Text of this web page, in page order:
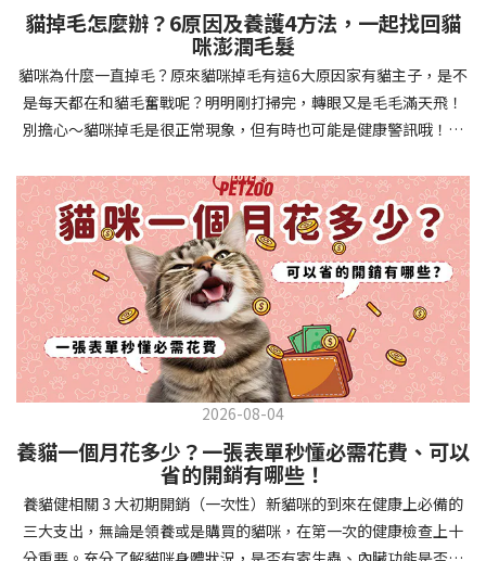
任你後，可開始教導基本指令。從簡單的「坐下」開始，再逐步學
習「趴下」、「等待」和「過來」。每次訓練保持在5-10分鐘內，
避免幼犬注意力分散。使用清晰一致的口令和手勢，成功時立即給
予獎勵和讚美。記住，重複是學習的關鍵，每天多次短時間練習效
果最佳。調整日常行為除了基本指令，幼犬還需學習生活禮儀。如
時立即獎勵。另外要處理的常見問題包括咬人、啃咬家具和亂叫。
每當出現不當行為，給予適當替代品（如咬玩具代替咬手），並在
幼犬選擇正確行為時獎勵，這比責罵更有效。社交化訓練 兩個月大
的幼犬正處於社會化黃金期，這階段的經驗將深刻影響未來性格。
安排幼犬接觸不同人類（包括兒童、戴眼鏡的人、使用拐杖的人
等）、各種動物、交通工具和環境聲音。起初保持在安全、受控的
情境中，逐漸增加複雜度。每次正面社交體驗後給予獎勵，建立幼
犬對新事物的積極態度。進階技巧強化 基礎訓練穩固後，可以進入
更複雜的技巧訓練。這包括遠距離控制、不同干擾下的指令遵從、
多步驟動作等。使用延遲獎勵技巧，讓幼犬學會即使沒有立即獎勵
也能保持良好行為。引入不同環境中的訓練，如公園、寵物店等，
幫助幼犬在各種情境下都能聽從指令。維持良好習慣 成功的訓練不
是一次性的，而是需要持續維護。即使幼犬已經掌握所有技能，也
要定期複習，防止行為退化。將訓練融入日常生活，如出門前的
步驟2：回想最近的飲食變化：有沒有突然換飼料或罐頭？ 有沒有吃
到新零食或人類食物？ 是否誤食異物？📌 貓咪拉肚子判斷步驟3：
確認環境與生活作息：最近是否搬家、換貓砂、新成員加入？ 天氣
是否有變化？ 飼主是否長時間外出？📌 貓咪拉肚子判斷步驟4：觀
察貓咪的精神與食慾：貓咪精神好嗎？、食慾是否正常？，可先觀
下降，表示身體狀況不佳，應儘快就醫！📌 貓咪拉肚子判斷步驟5：
檢查是否需要帶去看獸醫 如果拉肚子 1~2 次但精神好、食慾正常，
可以先觀察，如果腹瀉超過 48 小時或水狀腹瀉 + 嗜睡、食慾下降、
嘔吐 應立即就醫。 透過這 5 個步驟，你可以快速判斷貓咪拉肚子的
原因與嚴重程度，確保毛孩的腸胃健康！如果不確定情況，還是建
議讓獸醫檢查，才能安心哦！🐾💖4種高風險群貓咪拉肚子要小心高
風險貓咪包含：幼貓、老貓、懷孕貓、有慢性疾病貓，這些貓咪在
身體狀況出現警訊時要特別注意，如拉肚子次數超過2次以上，就建
議直接尋求獸醫協助。2要訣判斷貓咪拉肚子要不要看醫生 高風險貓
的貓咪，如拉肚子超過2-3天，建議直接尋求獸醫師協助。並記得提
供觀察紀錄給予獸醫師進行專業判斷。貓咪拉肚子但精神很好？如
果飼主有發現貓咪拉肚子的情形，但貓咪的精神很好。有可能與飲
食方便相關，回想是否進食新的食物，或是正進行飼料更換的過
貓掉毛怎麼辦？6原因及養護4方法，一起找回貓
咪澎潤毛髮
貓咪為什麼一直掉毛？原來貓咪掉毛有這6大原因家有貓主子，是不
是每天都在和貓毛奮戰呢？明明剛打掃完，轉眼又是毛毛滿天飛！
別擔心～貓咪掉毛是很正常現象，但有時也可能是健康警訊哦！以
兩全其美！貓咪掉毛原因1. 皮膚問題貓咪皮膚問題是造成掉毛的常
見兇手！皮膚發炎、感染或是長期搔癢，都會讓貓咪的毛髮失去健
康光澤並大量脫落。常見的皮膚問題包括皮膚黴菌、細菌感染、疥
癬蟲等寄生蟲，甚至是皮膚過度乾燥。如果發現貓咪皮膚有紅腫、
結痂、脫屑或異常氣味，同時伴隨掉毛，建議盡快帶牠看獸醫哦！
貓咪掉毛原因2. 過敏誰說只有人類會過敏？貓咪也會！貓咪可能對
環境中的塵蟎、花粉、清潔劑，甚至是食物中的某些成分產生過敏
反應。過敏症狀不只是打噴嚏、流眼淚，還會引起皮膚搔癢和掉毛
問題。特別是食物過敏，更是常被忽略的掉毛元兇！如果貓咪經常
抓癢或舔舐特定部位，同時伴隨掉毛，很可能是過敏在作怪呢！貓
咪掉毛原因3. 營養不足貓咪的毛髮健康與營養息息相關！當貓咪飲
食中缺乏必要的蛋白質、脂肪酸（尤其是Omega-3和Omega-
6）、維生素或礦物質時，毛髮就會變得乾燥、脆弱，容易斷裂脫
落。長期餵食低品質或不均衡的貓糧，可能使貓咪營養不良，進而
2026-08-04
養貓一個月花多少？一張表單秒懂必需花費、可以
省的開銷有哪些！
養貓健相關 3 大初期開銷（一次性）新貓咪的到來在健康上必備的
三大支出，無論是領養或是購買的貓咪，在第一次的健康檢查上十